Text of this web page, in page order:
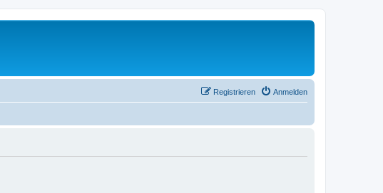
Anmelden
Registrieren